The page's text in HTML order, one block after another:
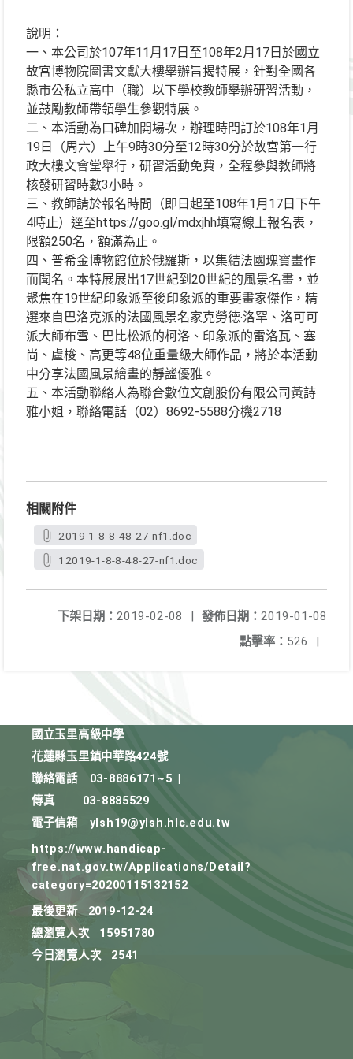
說明：
一、本公司於107年11月17日至108年2月17日於國立
故宮博物院圖書文獻大樓舉辦旨揭特展，針對全國各
縣市公私立高中（職）以下學校教師舉辦研習活動，
並鼓勵教師帶領學生參觀特展。
二、本活動為口碑加開場次，辦理時間訂於108年1月
19日（周六）上午9時30分至12時30分於故宮第一行
政大樓文會堂舉行，研習活動免費，全程參與教師將
核發研習時數3小時。
三、教師請於報名時間（即日起至108年1月17日下午
4時止）逕至https://goo.gl/mdxjhh填寫線上報名表，
限額250名，額滿為止。
四、普希金博物館位於俄羅斯，以集結法國瑰寶畫作
而聞名。本特展展出17世紀到20世紀的風景名畫，並
聚焦在19世紀印象派至後印象派的重要畫家傑作，精
選來自巴洛克派的法國風景名家克勞德‧洛罕、洛可可
派大師布雪、巴比松派的柯洛、印象派的雷洛瓦、塞
尚、盧梭、高更等48位重量級大師作品，將於本活動
中分享法國風景繪畫的靜謐優雅。
五、本活動聯絡人為聯合數位文創股份有限公司黃詩
雅小姐，聯絡電話（02）8692-5588分機2718
相關附件
2019-1-8-8-48-27-nf1.doc
12019-1-8-8-48-27-nf1.doc
發佈日期： 2019-01-08
下架日期： 2019-02-08
|
點擊率： 526 |
國立玉里高級中學
花蓮縣玉里鎮中華路424號
聯絡電話
03-8886171~5
傳真
03-8885529
電子信箱
ylsh19@ylsh.hlc.edu.tw
https://www.handicap-
free.nat.gov.tw/Applications/Detail?
category=20200115132152
最後更新
2019-12-24
總瀏覽人次
15951780
今日瀏覽人次
2541